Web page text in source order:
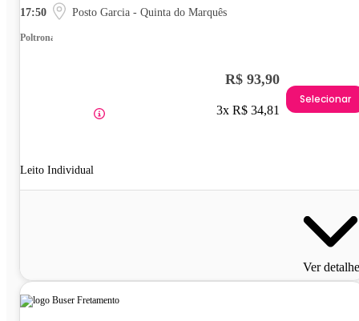
17:50 Posto Garcia - Quinta do Marquês
Poltrona
Leito Individual
R$ 93,90
3x R$ 34,81
Selecionar
Ver